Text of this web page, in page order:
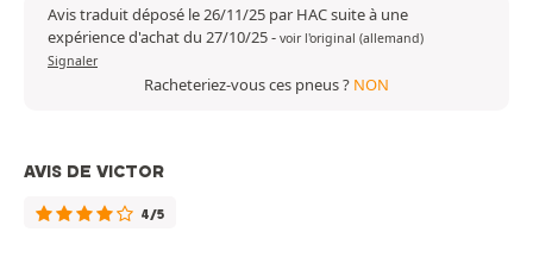
Avis traduit déposé le 26/11/25 par HAC suite à une
expérience d'achat du 27/10/25- voir l'original (allemand)
Signaler
Racheteriez-vous ces pneus ? NON
AVIS DE VICTOR
4/5